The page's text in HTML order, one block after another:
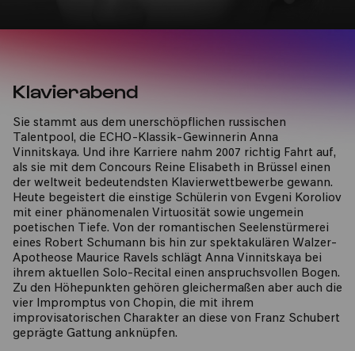
Klavierabend
Sie stammt aus dem unerschöpflichen russischen
Talentpool, die ECHO-Klassik-Gewinnerin Anna
Vinnitskaya. Und ihre Karriere nahm 2007 richtig Fahrt auf,
als sie mit dem Concours Reine Elisabeth in Brüssel einen
der weltweit bedeutendsten Klavierwettbewerbe gewann.
Heute begeistert die einstige Schülerin von Evgeni Koroliov
mit einer phänomenalen Virtuosität sowie ungemein
poetischen Tiefe. Von der romantischen Seelenstürmerei
eines Robert Schumann bis hin zur spektakulären Walzer-
Apotheose Maurice Ravels schlägt Anna Vinnitskaya bei
ihrem aktuellen Solo-Recital einen anspruchsvollen Bogen.
Zu den Höhepunkten gehören gleichermaßen aber auch die
vier Impromptus von Chopin, die mit ihrem
improvisatorischen Charakter an diese von Franz Schubert
geprägte Gattung anknüpfen.